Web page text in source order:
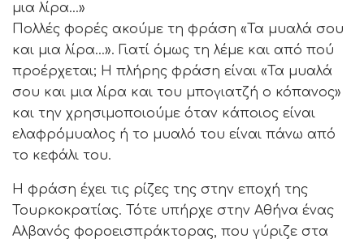
μια λίρα…»
Πολλές φορές ακούμε τη φράση «Τα μυαλά σου
και μια λίρα…». Γιατί όμως τη λέμε και από πού
προέρχεται; Η πλήρης φράση είναι «Τα μυαλά
σου και μια λίρα και του μπογιατζή ο κόπανος»
και την χρησιμοποιούμε όταν κάποιος είναι
ελαφρόμυαλος ή το μυαλό του είναι πάνω από
το κεφάλι του.
Η φράση έχει τις ρίζες της στην εποχή της
Τουρκοκρατίας. Τότε υπήρχε στην Αθήνα ένας
Αλβανός φοροεισπράκτορας, που γύριζε στα